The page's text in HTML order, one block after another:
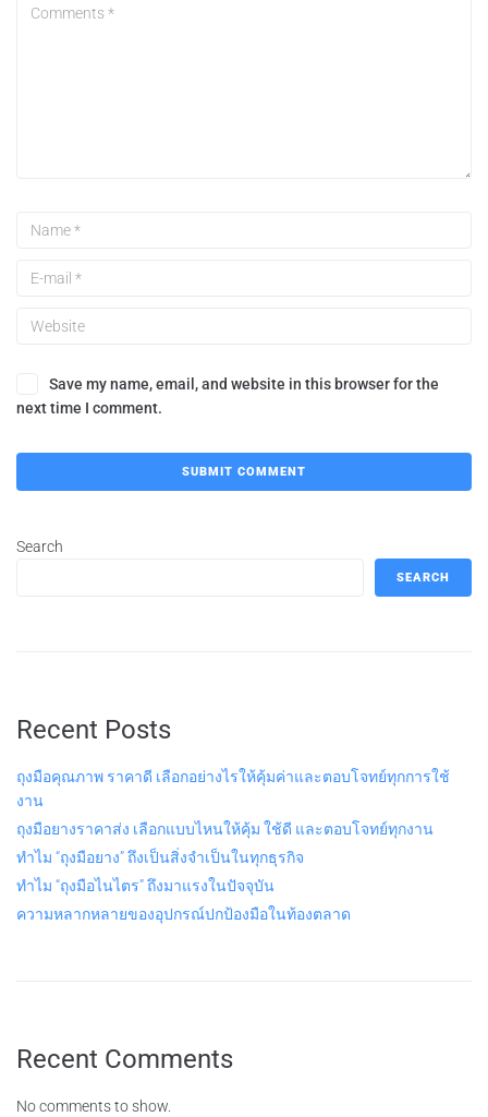
Save my name, email, and website in this browser for the
next time I comment.
Search
SEARCH
Recent Posts
ถุงมือคุณภาพ ราคาดี เลือกอย่างไรให้คุ้มค่าและตอบโจทย์ทุกการใช้
งาน
ถุงมือยางราคาส่ง เลือกแบบไหนให้คุ้ม ใช้ดี และตอบโจทย์ทุกงาน
ทำไม “ถุงมือยาง” ถึงเป็นสิ่งจำเป็นในทุกธุรกิจ
ทำไม “ถุงมือไนไตร” ถึงมาแรงในปัจจุบัน
ความหลากหลายของอุปกรณ์ปกป้องมือในท้องตลาด
Recent Comments
No comments to show.